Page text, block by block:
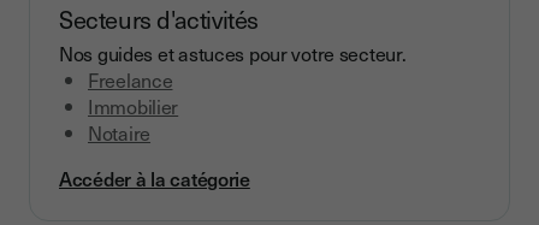
Secteurs d'activités
Nos guides et astuces pour votre secteur.
Freelance
Immobilier
Notaire
Accéder à la catégorie